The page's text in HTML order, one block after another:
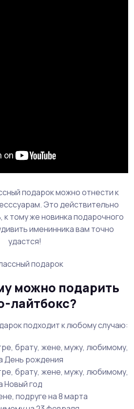
подарок можно отнести к
Это действительно
к тому же новинка подарочного
именинника вам точно
удастся!
можно подарить
лайтбокс?
подходит к любому случаю:
брату, жене, мужу, любимому,
День рождения
брату, жене, мужу, любимому,
Новый год
подруге на 8 марта